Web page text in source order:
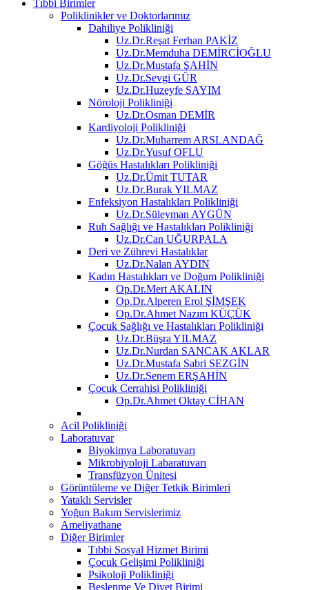
Tıbbi Birimler
Poliklinikler ve Doktorlarımız
Dahiliye Polikliniği
Uz.Dr.Reşat Ferhan PAKİZ
Uz.Dr.Memduha DEMİRCİOĞLU
Uz.Dr.Mustafa ŞAHİN
Uz.Dr.Sevgi GÜR
Uz.Dr.Huzeyfe SAYIM
Nöroloji Polikliniği
Uz.Dr.Osman DEMİR
Kardiyoloji Polikliniği
Uz.Dr.Muharrem ARSLANDAĞ
Uz.Dr.Yusuf OFLU
Göğüs Hastalıkları Polikliniği
Uz.Dr.Ümit TUTAR
Uz.Dr.Burak YILMAZ
Enfeksiyon Hastalıkları Polikliniği
Uz.Dr.Süleyman AYGÜN
Ruh Sağlığı ve Hastalıkları Polikliniği
Uz.Dr.Can UĞURPALA
Deri ve Zührevi Hastalıklar
Uz.Dr.Nalan AYDIN
Kadın Hastalıkları ve Doğum Polikliniği
Op.Dr.Mert AKALIN
Op.Dr.Alperen Erol ŞİMŞEK
Op.Dr.Ahmet Nazım KÜÇÜK
Çocuk Sağlığı ve Hastalıkları Polikliniği
Uz.Dr.Büşra YILMAZ
Uz.Dr.Nurdan SANCAK AKLAR
Uz.Dr.Mustafa Sabri SEZGİN
Uz.Dr.Senem ERŞAHİN
Çocuk Cerrahisi Polikliniği
Op.Dr.Ahmet Oktay CİHAN
Acil Polikliniği
Laboratuvar
Biyokimya Laboratuvarı
Mikrobiyoloji Labaratuvarı
Transfüzyon Ünitesi
Görüntüleme ve Diğer Tetkik Birimleri
Yataklı Servisler
Yoğun Bakım Servislerimiz
Ameliyathane
Diğer Birimler
Tıbbi Sosyal Hizmet Birimi
Çocuk Gelişimi Polikliniği
Psikoloji Polikliniği
Beslenme Ve Diyet Birimi